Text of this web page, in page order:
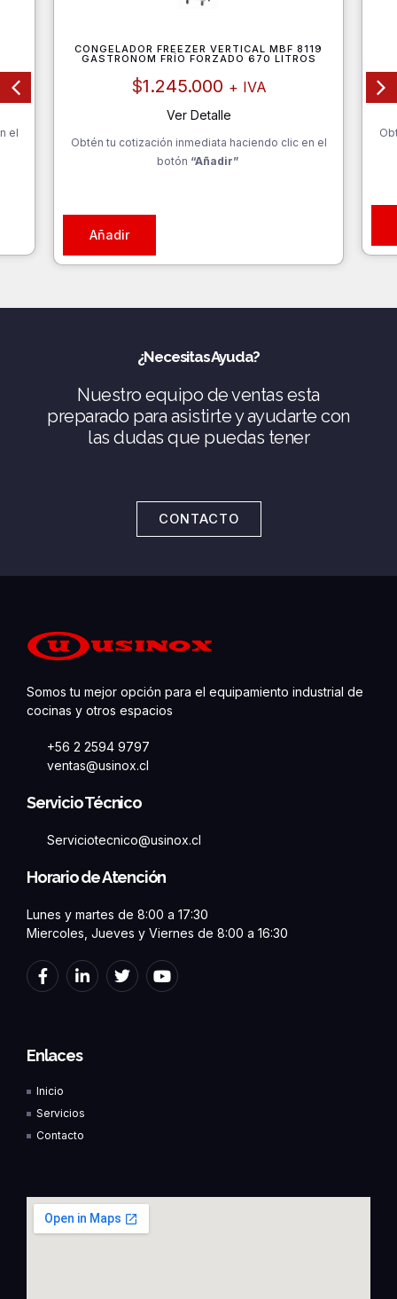
el
CONGELADOR FREEZER VERTICAL MBF 8119
GASTRONOM FRÍO FORZADO 670 LITROS
$1.245.000 + IVA
Ver Detalle
Obtén tu cotización inmediata haciendo clic en el
botón “Añadir”
Añadir
¿Necesitas Ayuda?
Nuestro equipo de ventas esta
preparado para asistirte y ayudarte con
las dudas que puedas tener
CONTACTO
Somos tu mejor opción para el equipamiento industrial de
cocinas y otros espacios
+56 2 2594 9797
ventas@usinox.cl
Servicio Técnico
Serviciotecnico@usinox.cl
Horario de Atención
Lunes y martes de 8:00 a 17:30
Miercoles, Jueves y Viernes de 8:00 a 16:30
F
a
o
o
-
f
L
i
i
i
T
w
Y
o
Enlaces
Inicio
Servicios
Contacto